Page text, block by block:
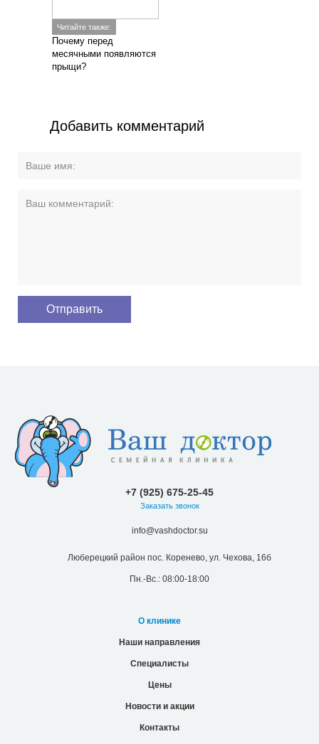
Читайте также:
Почему перед
месячными появляются
прыщи?
Добавить комментарий
+7 (925) 675-25-45
Заказать звонок
info@vashdoctor.su
Люберецкий район пос. Коренево, ул. Чехова, 16б
Пн.-Вс.: 08:00-18:00
О клинике
Наши направления
Специалисты
Цены
Новости и акции
Контакты